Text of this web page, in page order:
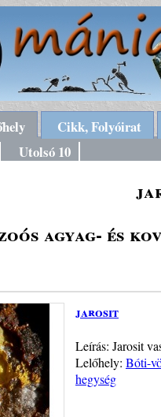
Cikk, Folyóirat
Utolsó 10
agyag- és
jarosit
Leírás: Jarosit
Lelőhely: Bóti-
hegység